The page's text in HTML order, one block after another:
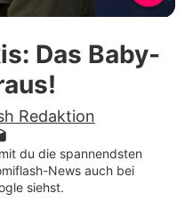
Promiflash
Das Baby-
Redaktion
du die spannendsten
News auch bei
siehst.